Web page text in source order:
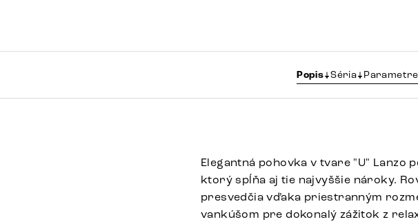
Popis Séria Parametre
Elegantná pohovka v tvare "U" Lanzo
ktorý spĺňa aj tie najvyššie nároky.
presvedčia vďaka priestranným
vankúšom pre dokonalý zážitok z